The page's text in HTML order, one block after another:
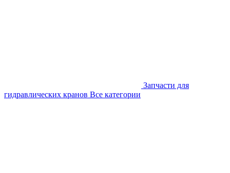
Запчасти для
гидравлических кранов Все категории